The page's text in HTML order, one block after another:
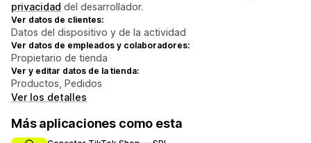
privacidad del desarrollador.
Ver datos de clientes:
Datos del dispositivo y de la actividad
Ver datos de empleados y colaboradores:
Propietario de tienda
Ver y editar datos de la tienda:
Productos, Pedidos
Ver los detalles
Más aplicaciones como esta